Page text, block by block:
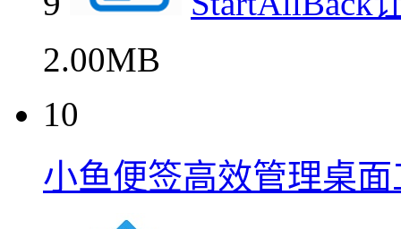
2.00MB
10
小鱼便签高效管理桌